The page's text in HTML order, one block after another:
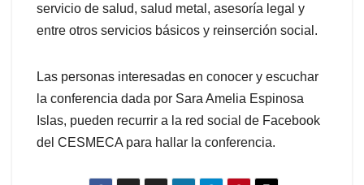
servicio de salud, salud metal, asesoría legal y
entre otros servicios básicos y reinserción social.
Las personas interesadas en conocer y escuchar
la conferencia dada por Sara Amelia Espinosa
Islas, pueden recurrir a la red social de Facebook
del CESMECA para hallar la conferencia.